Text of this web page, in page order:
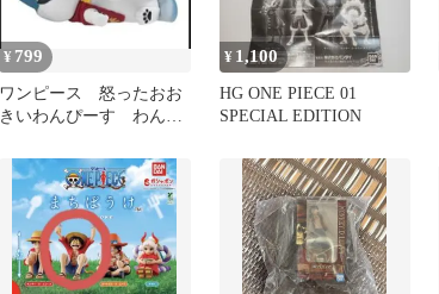
¥ 799
ワンピース 怒ったおお
きいわんぴーす わんち
¥ 1,100
HG ONE PIECE 01
SPECIAL EDITION